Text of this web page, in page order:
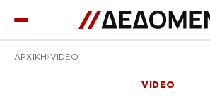
ΑΡΧΙΚΉ VIDEO
VIDEO